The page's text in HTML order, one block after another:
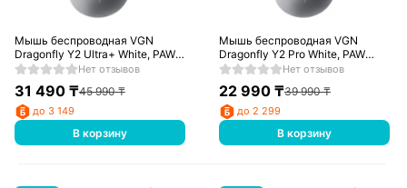
Мышь беспроводная VGN
Dragonfly Y2 Ultra+ White, PAW
3950, 8K Hz, 500 мАч, 2,4 ГГц
Нет отзывов
31 490₸45 990₸
до 3 149
В корзину
Мышь беспроводная VGN
Dragonfly Y2 Pro White, PAW
3395, 500 мАч, 2,4 ГГц
Нет отзывов
22 990 ₸39 990₸
до 2 299
В корзину